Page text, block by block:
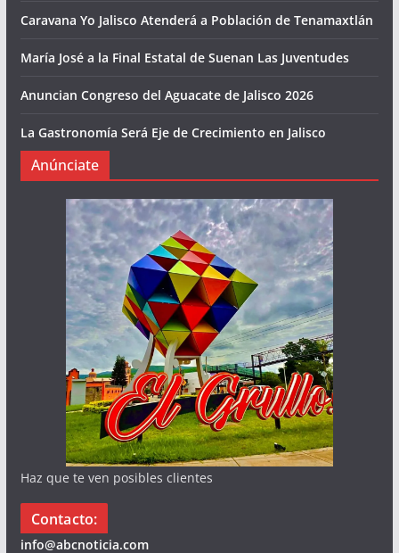
Caravana Yo Jalisco Atenderá a Población de Tenamaxtlán
María José a la Final Estatal de Suenan Las Juventudes
Anuncian Congreso del Aguacate de Jalisco 2026
La Gastronomía Será Eje de Crecimiento en Jalisco
Anúnciate
Haz que te ven posibles clientes
Contacto:
info@abcnoticia.com